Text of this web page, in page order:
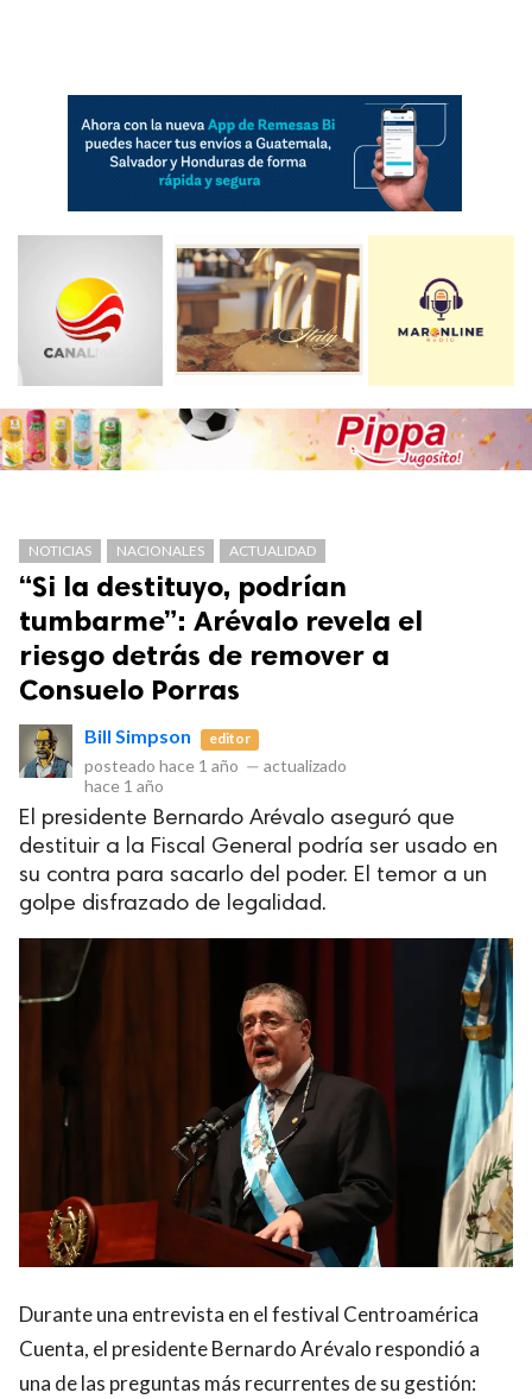
Bi
los derechos.
NOTICIAS NACIONALES ACTUALIDAD
“Si la destituyo, podrían
tumbarme”: Arévalo revela el
riesgo detrás de remover a
Consuelo Porras
Bill Simpson editor
posteado hace 1 año — actualizado
hace 1 año
El presidente Bernardo Arévalo aseguró que
destituir a la Fiscal General podría ser usado en
su contra para sacarlo del poder. El temor a un
golpe disfrazado de legalidad.
Durante una entrevista en el festival Centroamérica
Cuenta, el presidente Bernardo Arévalo respondió a
una de las preguntas más recurrentes de su gestión: